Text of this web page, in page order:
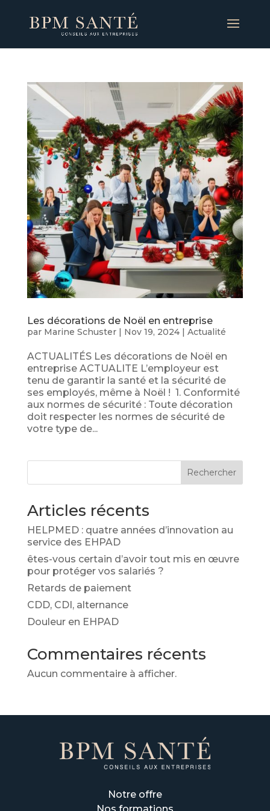
Les décorations de Noël en entreprise
par Marine Schuster| Nov 19, 2024| Actualité
ACTUALITÉS Les décorations de Noël en
entreprise ACTUALITE L’employeur est
tenu de garantir la santé et la sécurité de
ses employés, même à Noël ! 1. Conformité
aux normes de sécurité : Toute décoration
doit respecter les normes de sécurité de
votre type de...
Rechercher
Articles récents
HELPMED : quatre années d’innovation au
service des EHPAD
êtes-vous certain d’avoir tout mis en œuvre
pour protéger vos salariés ?
Retards de paiement
CDD, CDI, alternance
Douleur en EHPAD
Commentaires récents
Aucun commentaire à afficher.
Notre offre